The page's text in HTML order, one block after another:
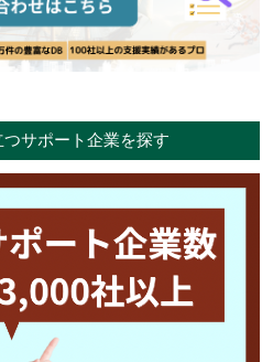
サポート企業を探す